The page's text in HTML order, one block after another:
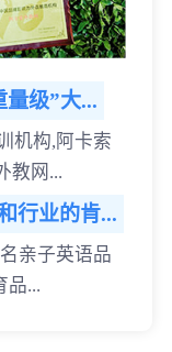
量级”大...
机构,阿卡索
教网...
行业的肯...
亲子英语品
品...